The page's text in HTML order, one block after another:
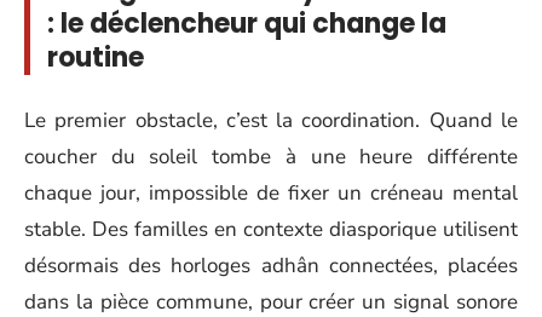
: le déclencheur qui change la
routine
Le premier obstacle, c’est la coordination. Quand le
coucher du soleil tombe à une heure différente
chaque jour, impossible de fixer un créneau mental
stable. Des familles en contexte diasporique utilisent
désormais des horloges adhân connectées, placées
dans la pièce commune, pour créer un signal sonore